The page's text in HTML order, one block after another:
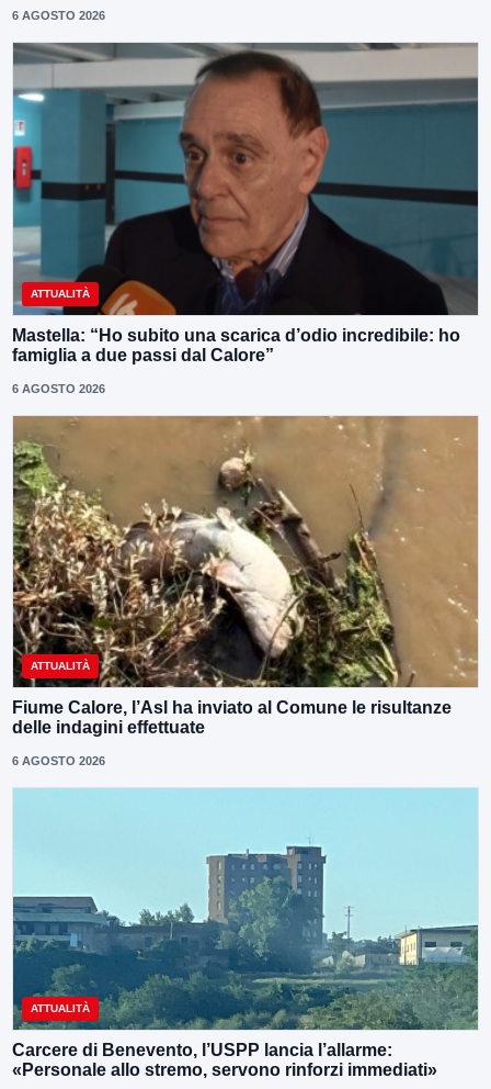
6 AGOSTO 2026
ATTUALITÀ
Mastella: “Ho subito una scarica d’odio incredibile: ho
famiglia a due passi dal Calore”
6 AGOSTO 2026
ATTUALITÀ
Fiume Calore, l’Asl ha inviato al Comune le risultanze
delle indagini effettuate
6 AGOSTO 2026
ATTUALITÀ
Carcere di Benevento, l’USPP lancia l’allarme:
«Personale allo stremo, servono rinforzi immediati»